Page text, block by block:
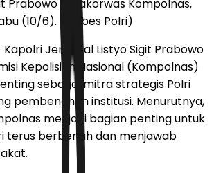
Prabowo di Rakorwas Kompolnas,
(10/6). (Mabes Polri)
Kapolri Jenderal Listyo Sigit Prabowo
Kepolisian Nasional (Kompolnas)
sebagai mitra strategis Polri
pembenahan institusi. Menurutnya,
menjadi bagian penting untuk
terus berbenah dan menjawab